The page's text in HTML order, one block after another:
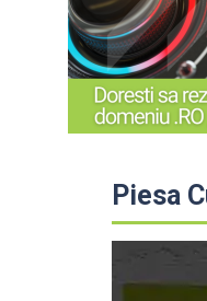
Piesa